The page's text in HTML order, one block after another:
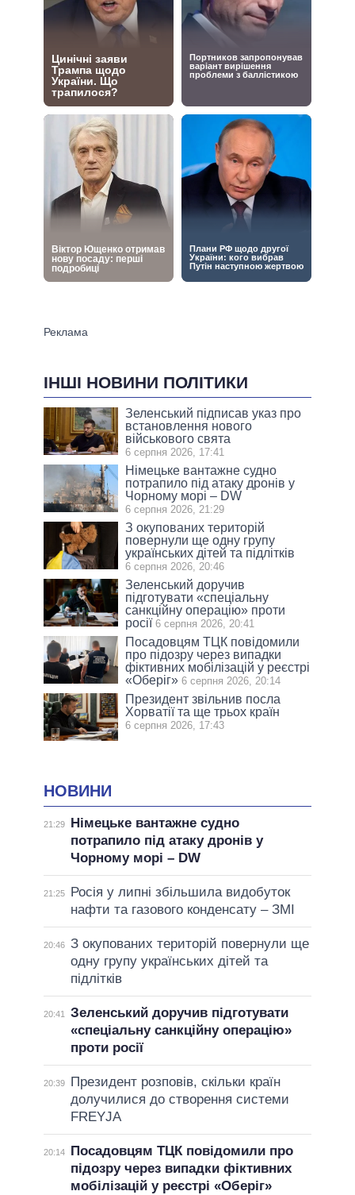
ІНШІ НОВИНИ ПОЛІТИКИ
Зеленський підписав указ про
встановлення нового
військового свята
6 серпня 2026, 17:41
Німецьке вантажне судно
потрапило під атаку дронів у
Чорному морі – DW
6 серпня 2026, 21:29
З окупованих територій
повернули ще одну групу
українських дітей та підлітків
6 серпня 2026, 20:46
Зеленський доручив
підготувати «спеціальну
санкційну операцію» проти
росії 6 серпня 2026, 20:41
Посадовцям ТЦК повідомили
про підозру через випадки
фіктивних мобілізацій у реєстрі
«Оберіг» 6 серпня 2026, 20:14
Президент звільнив посла
Хорватії та ще трьох країн
6 серпня 2026, 17:43
НОВИНИ
21:29
Німецьке вантажне судно
потрапило під атаку дронів у
Чорному морі – DW
21:25
Росія у липні збільшила видобуток
нафти та газового конденсату – ЗМІ
20:46 З окупованих територій повернули ще
одну групу українських дітей та
підлітків
20:41
Зеленський доручив підготувати
«спеціальну санкційну операцію»
проти росії
20:39
Президент розповів, скільки країн
долучилися до створення системи
FREYJA
20:14
Посадовцям ТЦК повідомили про
підозру через випадки фіктивних
мобілізацій у реєстрі «Оберіг»